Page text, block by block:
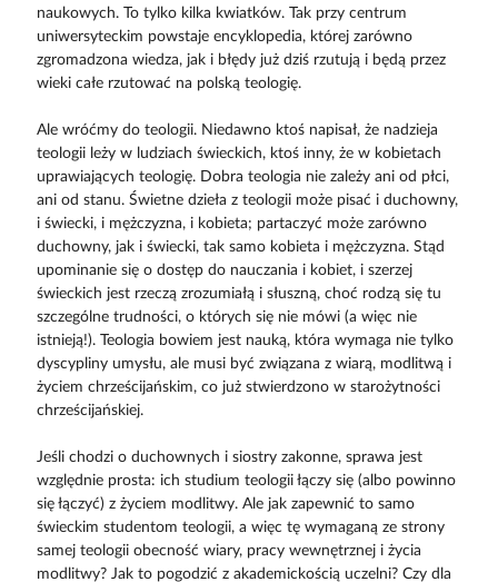
naukowych. To tylko kilka kwiatków. Tak przy centrum
uniwersyteckim powstaje encyklopedia, której zarówno
zgromadzona wiedza, jak i błędy już dziś rzutują i będą przez
wieki całe rzutować na polską teologię.
Ale wróćmy do teologii. Niedawno ktoś napisał, że nadzieja
teologii leży w ludziach świeckich, ktoś inny, że w kobietach
uprawiających teologię. Dobra teologia nie zależy ani od płci,
ani od stanu. Świetne dzieła z teologii może pisać i duchowny,
i świecki, i mężczyzna, i kobieta; partaczyć może zarówno
duchowny, jak i świecki, tak samo kobieta i mężczyzna. Stąd
upominanie się o dostęp do nauczania i kobiet, i szerzej
świeckich jest rzeczą zrozumiałą i słuszną, choć rodzą się tu
szczególne trudności, o których się nie mówi (a więc nie
istnieją!). Teologia bowiem jest nauką, która wymaga nie tylko
dyscypliny umysłu, ale musi być związana z wiarą, modlitwą i
życiem chrześcijańskim, co już stwierdzono w starożytności
chrześcijańskiej.
Jeśli chodzi o duchownych i siostry zakonne, sprawa jest
względnie prosta: ich studium teologii łączy się (albo powinno
się łączyć) z życiem modlitwy. Ale jak zapewnić to samo
świeckim studentom teologii, a więc tę wymaganą ze strony
samej teologii obecność wiary, pracy wewnętrznej i życia
modlitwy? Jak to pogodzić z akademickością uczelni? Czy dla